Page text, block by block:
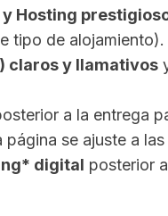
Hosting
tipo de alojamiento).
claros y llamativos
a la entrega
se ajuste a
digital posterior